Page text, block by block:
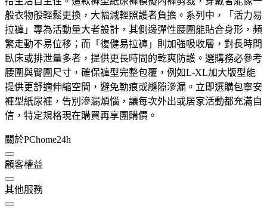
般衣物般輕鬆更換，大幅減輕照護者負擔。系列中，「活力易
拉褲」專為活動量大者設計，其側邊彈性腰圍能貼合身形，頻
繁走動不易位移；而「復健易拉褲」則加強吸收層，對長時間
臥床或排泄量多者，提供更長時間的乾爽防護。選購務必參考
腰圍與臀圍尺寸，確保褲型完整包覆，例如L-XL加大版型能
提供更舒適伸縮空間，避免勒痕或縫隙滲漏。立即選購包寧安
褲型紙尿褲，告別滲漏煩惱，讓每次外出或居家活動都充滿自
信，特定規格現在購買再享團購價。
關於PChome24h
顧客權益
其他服務